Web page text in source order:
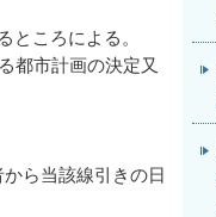
ところによる。
都市計画の決定又
ら当該線引きの日